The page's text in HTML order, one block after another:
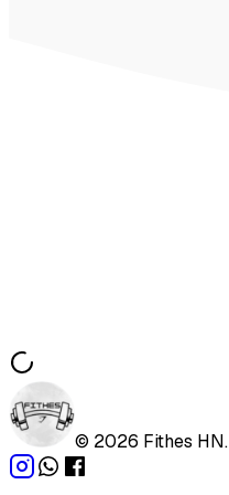
© 2026 Fithes HN.